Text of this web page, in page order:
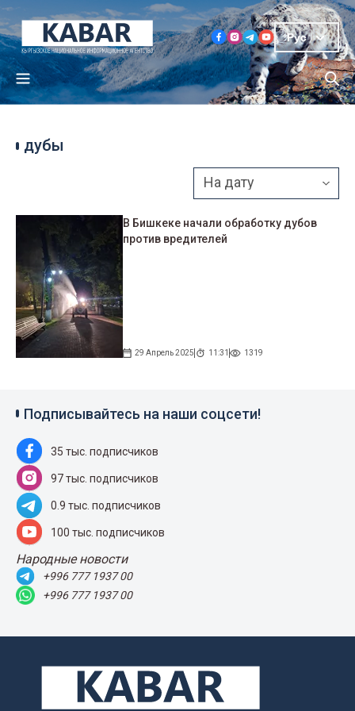
Рус
дубы
В Бишкеке начали обработку дубов
против вредителей
29 Апрель 2025 11:31 1319
Подписывайтесь на наши соцсети!
35 тыс. подписчиков
97 тыс. подписчиков
0.9 тыс. подписчиков
100 тыс. подписчиков
Народные новости
+996 777 1937 00
+996 777 1937 00